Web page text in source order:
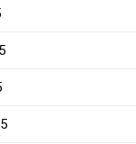
Sesuai Prosedur
dengan Istri Warga